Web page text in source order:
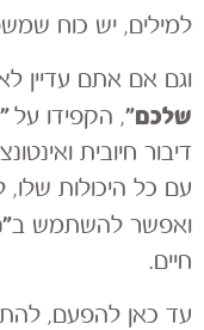
למילים, יש כוח
וגם אם אתם עדיין
שלכם״, הקפידו על
דיבור חיובית
עם כל היכולות שלו,
ואפשר להשתמש ב
חיים.
עד כאן להפעם,